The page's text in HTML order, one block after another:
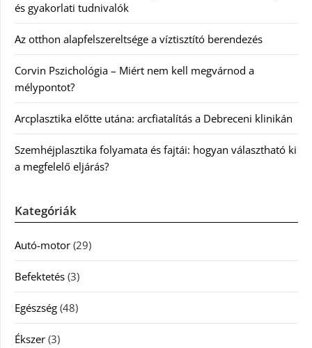
és gyakorlati tudnivalók
Az otthon alapfelszereltsége a víztisztító berendezés
Corvin Pszichológia – Miért nem kell megvárnod a
mélypontot?
Arcplasztika előtte utána: arcfiatalítás a Debreceni klinikán
Szemhéjplasztika folyamata és fajtái: hogyan választható ki
a megfelelő eljárás?
Kategóriák
Autó-motor (29)
Befektetés (3)
Egészség (48)
Ékszer (3)